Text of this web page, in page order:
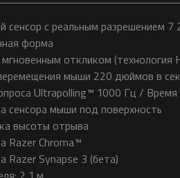
сенсор с реальным разрешением 7
форма
откликом (технология
мыши 220 дюймов в
Ultrapolling™ 1000 Гц / Время
сенсора мыши под поверхность
высоты отрыва
Razer Chroma™
Razer Synapse 3 (бета)